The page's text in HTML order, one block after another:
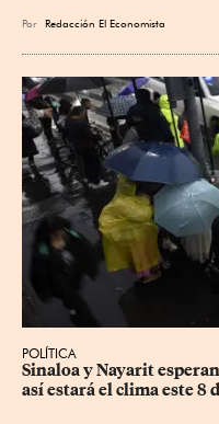
Por Redacción El Economista
POLÍTICA
Sinaloa y Nayarit
así estará el clima este 8